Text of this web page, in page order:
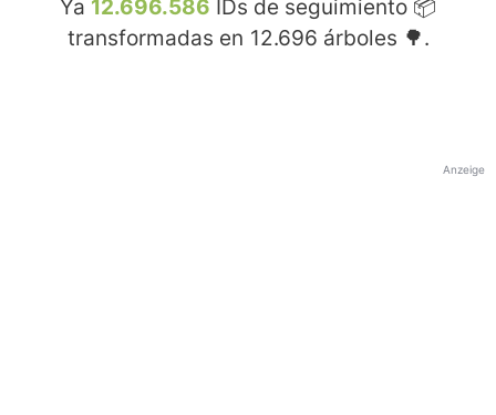
Ya 12.696.586 IDs de seguimiento 📦
transformadas en 12.696 árboles 🌳.
Anzeige